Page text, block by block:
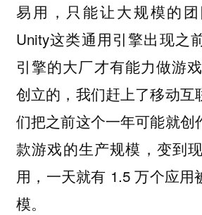
易用，只能让大规模的
Unity这类通用引擎出现之
引擎的大厂才有能力做游
创立的，我们赶上了移动互
们把之前这个一年可能就创
款游戏的生产规模，变到
用，一天就有 1.5 万个应用
模。